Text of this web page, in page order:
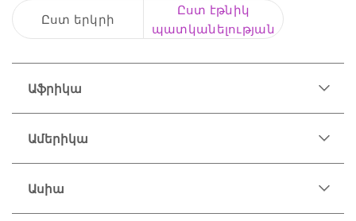
Ըստ երկրի
Ըստ էթնիկ
պատկանելության
Աֆրիկա
Ամերիկա
Ասիա